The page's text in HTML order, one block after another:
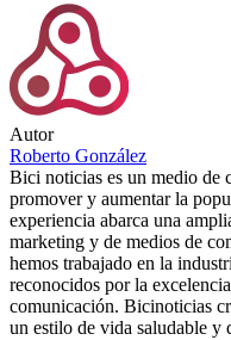
Autor
Roberto González
Bici noticias es un medio de
promover y aumentar la
experiencia abarca una
marketing y de medios de
hemos trabajado en la
reconocidos por la
comunicación. Bicinoticias
un estilo de vida saludable y